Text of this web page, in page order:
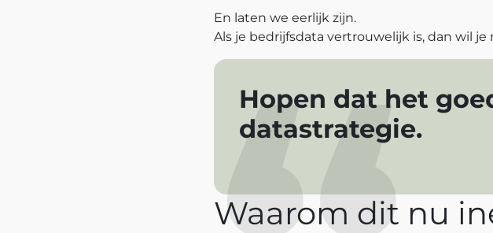
En laten we eerlijk zijn.
Als je bedrijfsdata vertrouwelijk is, dan wil
Hopen dat het
datastrategie.
Waarom dit nu